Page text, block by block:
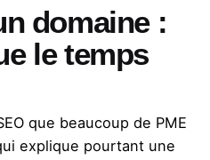
domaine :
le temps
que beaucoup de PME
explique pourtant une